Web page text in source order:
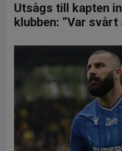
Utsågs till kapten
klubben: ”Var